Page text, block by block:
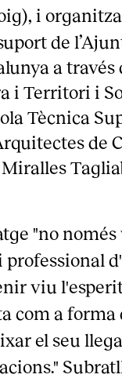
i
de
a
i Territori i
Tècnica
de
"no
viu
com a forma
el seu